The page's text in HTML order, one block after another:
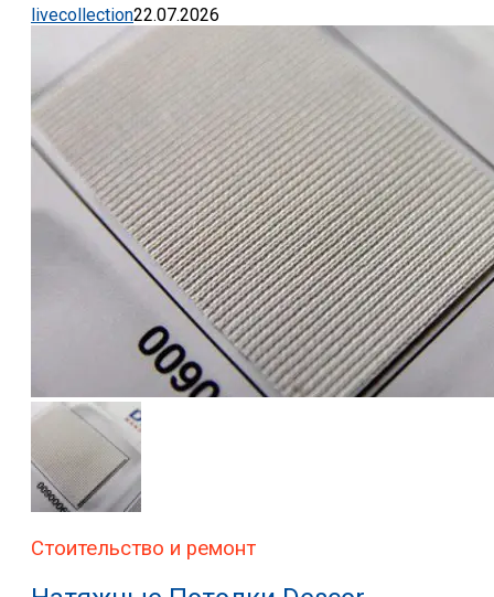
livecollection22.07.2026
Стоительство и ремонт